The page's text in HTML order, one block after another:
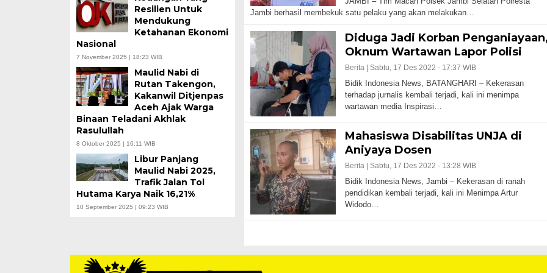
Resilien Untuk
Mendukung
Ketahanan Ekonomi
Nasional
7 November 2025 | 18:23 WIB
Maulid Nabi di
Rutan Takengon,
Kakanwil Ditjenpas
Aceh Ajak Warga
Binaan Teladani Akhlak
Rasulullah
8 Oktober 2025 | 16:11 WIB
Libur Panjang
Maulid Nabi 2025,
Trafik Jalan Tol
Hutama Karya Naik 16,21%
10 September 2025 | 09:23 WIB
Jambi berhasil membekuk satu pelaku yang akan melakukan…
Diduga Jadi Korban
Oknum Wartawan Lapor Polisi
Berita | Sabtu, 17 Des 2022 - 17:37 WIB
Bidik Indonesia News, BATANGHARI – Kekerasan
terhadap jurnalis kembali terjadi, kali ini menimpa
wartawan media Inspirasi…
Mahasiswa Disabilitas UNJA di
Aniyaya Dosen
Berita | Sabtu, 17 Des 2022 - 13:28 WIB
Bidik Indonesia News, Jambi – Kekerasan di ranah
pendidikan kembali terjadi, kali ini Menimpa Artur
Widodo…